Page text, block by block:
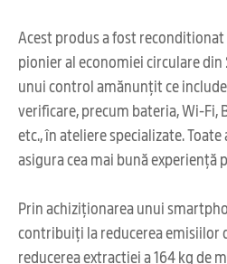
Acest produs a fost
pionier al economiei circulare
unui control amănunțit ce
verificare, precum bateria, Wi-
etc., în ateliere specializate.
asigura cea mai bună experiență
Prin achiziționarea unui
contribuiți la reducerea emisiilor
reducerea extracției a 164 kg de